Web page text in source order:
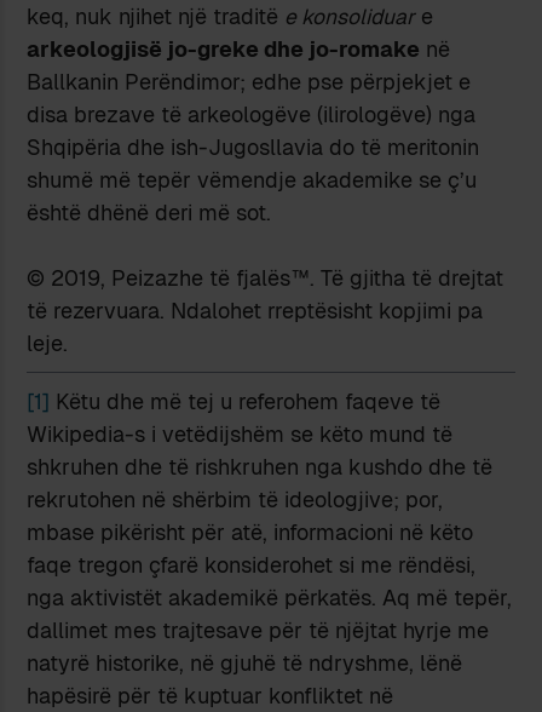
keq, nuk njihet një traditë e konsoliduare
arkeologjisë jo-greke dhe jo-romake në
Ballkanin Perëndimor; edhe pse përpjekjet e
disa brezave të arkeologëve (ilirologëve) nga
Shqipëria dhe ish-Jugosllavia do të meritonin
shumë më tepër vëmendje akademike se ç’u
është dhënë deri më sot.
© 2019, Peizazhe të fjalës™. Të gjitha të drejtat
të rezervuara. Ndalohet rreptësisht kopjimi pa
leje.
[1] Këtu dhe më tej u referohem faqeve të
Wikipedia-s i vetëdijshëm se këto mund të
shkruhen dhe të rishkruhen nga kushdo dhe të
rekrutohen në shërbim të ideologjive; por,
mbase pikërisht për atë, informacioni në këto
faqe tregon çfarë konsiderohet si me rëndësi,
nga aktivistët akademikë përkatës. Aq më tepër,
dallimet mes trajtesave për të njëjtat hyrje me
natyrë historike, në gjuhë të ndryshme, lënë
hapësirë për të kuptuar konfliktet në